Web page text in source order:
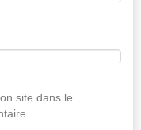
site dans le